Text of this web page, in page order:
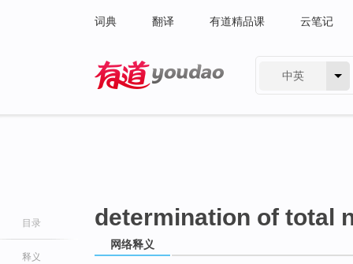
词典 翻译 有道精品课 云笔记
中英
目录
释义
determination of total
网络释义